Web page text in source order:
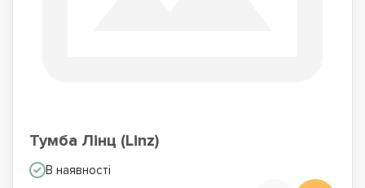
Тумба Лінц (Linz)
В наявності